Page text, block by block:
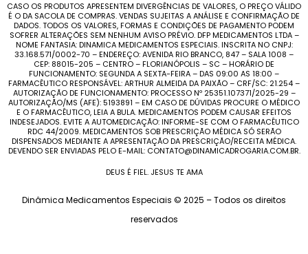
CASO OS PRODUTOS APRESENTEM DIVERGÊNCIAS DE VALORES, O PREÇO VÁLIDO
É O DA SACOLA DE COMPRAS. VENDAS SUJEITAS A ANÁLISE E CONFIRMAÇÃO DE
DADOS. TODOS OS VALORES, FORMAS E CONDIÇÕES DE PAGAMENTO PODEM
SOFRER ALTERAÇÕES SEM NENHUM AVISO PRÉVIO. DFP MEDICAMENTOS LTDA –
NOME FANTASIA: DINAMICA MEDICAMENTOS ESPECIAIS. INSCRITA NO CNPJ:
33.168.571/0002-70 – ENDEREÇO: AVENIDA RIO BRANCO, 847 – SALA 1008 –
CEP: 88015-205 – CENTRO – FLORIANÓPOLIS – SC – HORÁRIO DE
FUNCIONAMENTO: SEGUNDA A SEXTA-FEIRA – DAS 09:00 AS 18:00 –
FARMACÊUTICO RESPONSÁVEL: ARTHUR ALMEIDA DA PAIXÃO – CRF/SC: 21.254 –
AUTORIZAÇÃO DE FUNCIONAMENTO: PROCESSO Nº 25351.107371/2025-29 –
AUTORIZAÇÃO/MS (AFE): 5193891 – EM CASO DE DÚVIDAS PROCURE O MÉDICO
E O FARMACÊUTICO, LEIA A BULA. MEDICAMENTOS PODEM CAUSAR EFEITOS
INDESEJADOS. EVITE A AUTOMEDICAÇÃO: INFORME-SE COM O FARMACÊUTICO
RDC 44/2009. MEDICAMENTOS SOB PRESCRIÇÃO MÉDICA SÓ SERÃO
DISPENSADOS MEDIANTE A APRESENTAÇÃO DA PRESCRIÇÃO/RECEITA MÉDICA.
DEVENDO SER ENVIADAS PELO E-MAIL: CONTATO@DINAMICADROGARIA.COM.BR.
DEUS É FIEL. JESUS TE AMA
Dinâmica Medicamentos Especiais © 2025 – Todos os direitos
reservados